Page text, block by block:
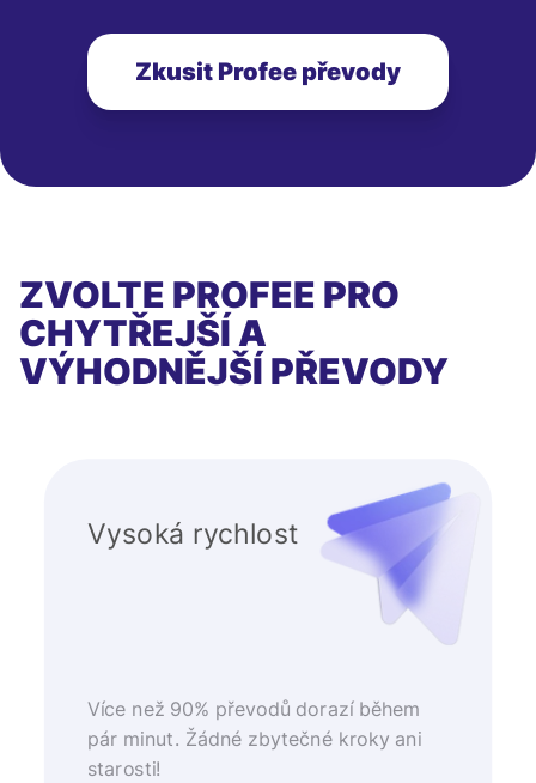
Zkusit Profee převody
ZVOLTE PROFEE PRO
CHYTŘEJŠÍ A
VÝHODNĚJŠÍ PŘEVODY
Vysoká rychlost
Více než 90% převodů dorazí během
pár minut. Žádné zbytečné kroky ani
starosti!